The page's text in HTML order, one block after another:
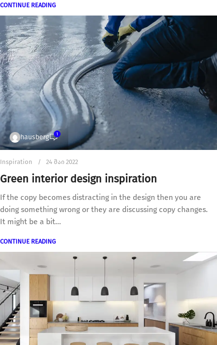
CONTINUE READING
hausberg 1
Inspiration 24 მაი 2022
Green interior design inspiration
If the copy becomes distracting in the design then you are
doing something wrong or they are discussing copy changes.
It might be a bit...
CONTINUE READING